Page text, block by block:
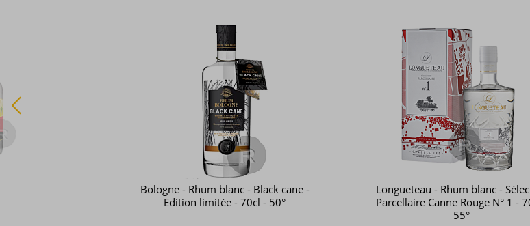
Longueteau - Rhum blanc - Sélection
Parcellaire Canne Rouge N° 1 - 70cl -
Montebello - Rhum blanc -
Zenga - 70cl - 60°